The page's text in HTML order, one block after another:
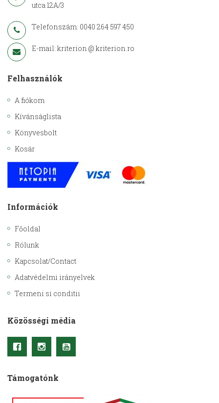
utca 12A/3
Telefonszám: 0040 264 597 450
E-mail: kriterion @ kriterion.ro
Felhasználók
A fiókom
Kívánságlista
Könyvesbolt
Kosár
Információk
Főoldal
Rólunk
Kapcsolat/Contact
Adatvédelmi irányelvek
Termeni si conditii
Közösségi média
Támogatónk